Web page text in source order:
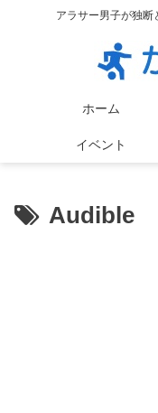
アラサー男子が独
ホーム
イベント
Audible